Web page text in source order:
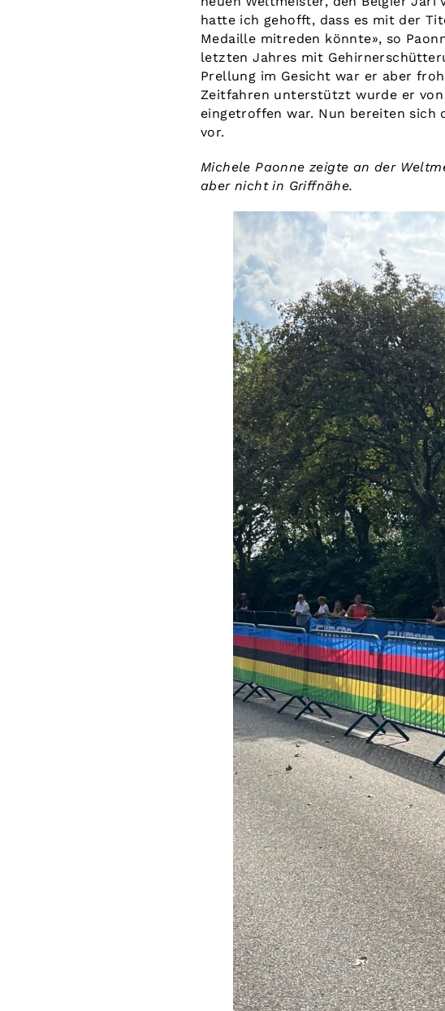
hatte ich gehofft, dass es mit der
Medaille mitreden könnte», so
letzten Jahres mit
Prellung im Gesicht war er aber
Zeitfahren unterstützt wurde er
eingetroffen war. Nun bereiten sich
vor.
Michele Paonne zeigte an der
aber nicht in Griffnähe.